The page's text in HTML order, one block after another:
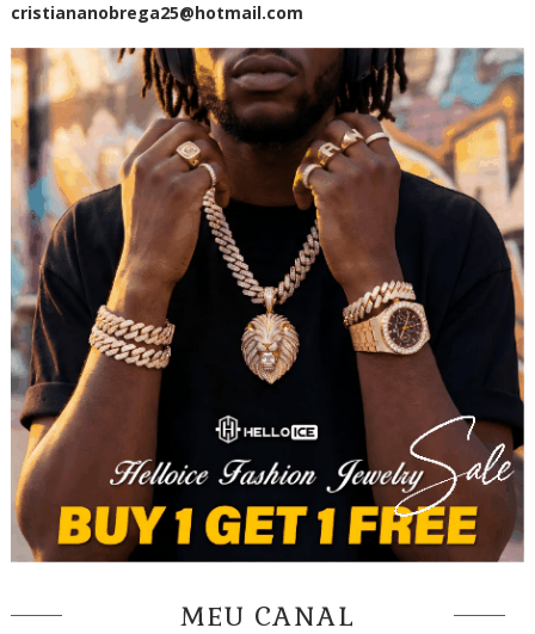
cristiananobrega25@hotmail.com
MEU CANAL